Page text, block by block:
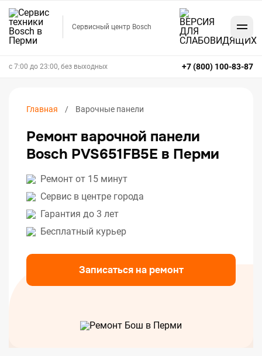
Сервисный центр Bosch
+7 (800) 100-83-87
с 7:00 до 23:00, без выходных
Главная Варочные панели
Ремонт варочной панели
Bosch PVS651FB5E в Перми
Ремонт от 15 минут
Сервис в центре города
Гарантия до 3 лет
Бесплатный курьер
Записаться на ремонт